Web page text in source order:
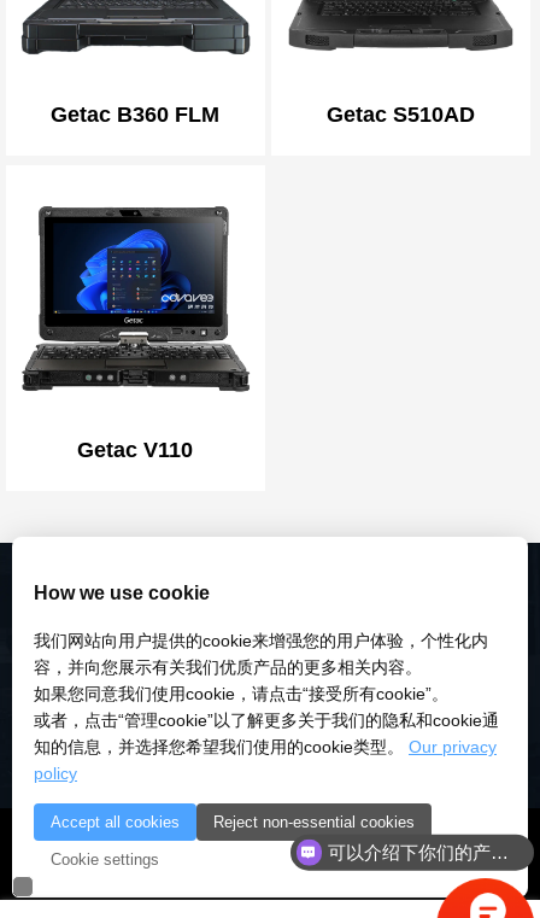
Getac B360 FLM Getac S510AD
Getac V110
© 2018-2026 深圳市研伟科技有限公司 版权所有 |粤ICP备
18028922号-3
粤公安备：10000
How we use cookie
我们网站向用户提供的cookie来增强您的用户体验，个性化内
容，并向您展示有关我们优质产品的更多相关内容。
如果您同意我们使用cookie，请点击“接受所有cookie”。
或者，点击“管理cookie”以了解更多关于我们的隐私和cookie通
知的信息，并选择您希望我们使用的cookie类型。 Our privacy
policy
Accept all cookies Reject non-essential cookies
Cookie settings 可以介绍下你们的产品么